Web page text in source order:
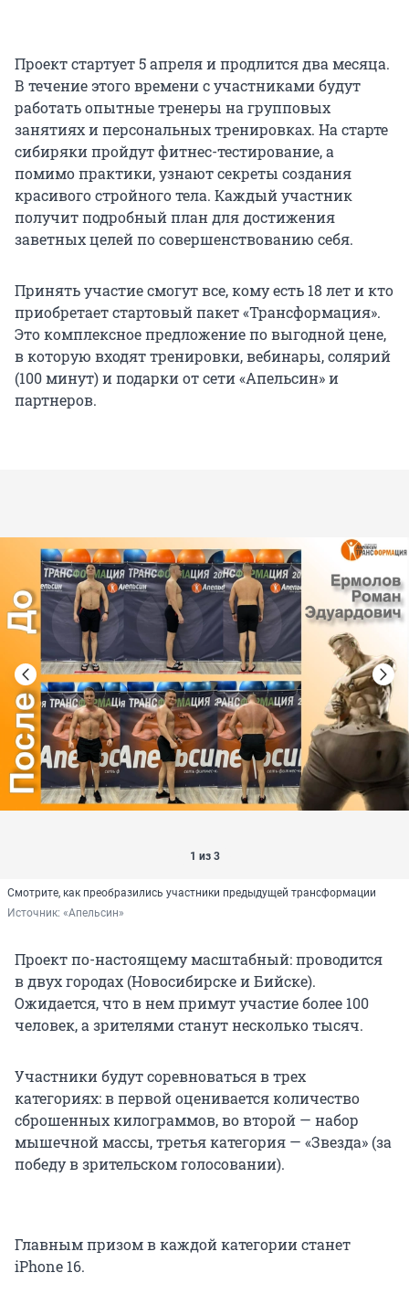
Проект стартует 5 апреля и продлится два месяца.
В течение этого времени с участниками будут
работать опытные тренеры на групповых
занятиях и персональных тренировках. На старте
сибиряки пройдут фитнес-тестирование, а
помимо практики, узнают секреты создания
красивого стройного тела. Каждый участник
получит подробный план для достижения
заветных целей по совершенствованию себя.
Принять участие смогут все, кому есть 18 лет и кто
приобретает стартовый пакет «Трансформация».
Это комплексное предложение по выгодной цене,
в которую входят тренировки, вебинары, солярий
(100 минут) и подарки от сети «Апельсин» и
партнеров.
1 из 3
Смотрите, как преобразились участники предыдущей трансформации
Источник: «Апельсин»
Проект по-настоящему масштабный: проводится
в двух городах (Новосибирске и Бийске).
Ожидается, что в нем примут участие более 100
человек, а зрителями станут несколько тысяч.
Участники будут соревноваться в трех
категориях: в первой оценивается количество
сброшенных килограммов, во второй — набор
мышечной массы, третья категория — «Звезда» (за
победу в зрительском голосовании).
Главным призом в каждой категории станет
iPhone 16.